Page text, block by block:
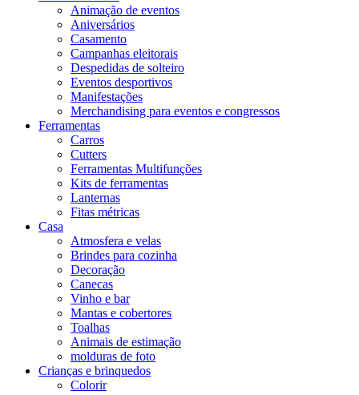
Animação de eventos
Aniversários
Casamento
Campanhas eleitorais
Despedidas de solteiro
Eventos desportivos
Manifestações
Merchandising para eventos e congressos
Ferramentas
Carros
Cutters
Ferramentas Multifunções
Kits de ferramentas
Lanternas
Fitas métricas
Casa
Atmosfera e velas
Brindes para cozinha
Decoração
Canecas
Vinho e bar
Mantas e cobertores
Toalhas
Animais de estimação
molduras de foto
Crianças e brinquedos
Colorir